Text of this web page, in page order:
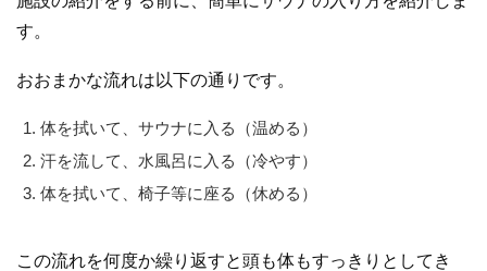
す。
おおまかな流れは以下の通りです。
体を拭いて、サウナに入る（温める）
汗を流して、水風呂に入る（冷やす）
体を拭いて、椅子等に座る（休める）
この流れを何度か繰り返すと頭も体もすっきりとしてき